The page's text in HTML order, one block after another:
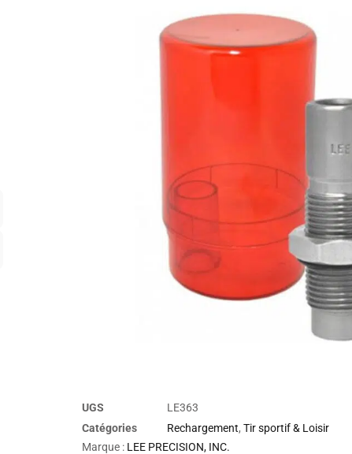
UGS
LE363
Catégories
Rechargement, Tir sportif & Loisir
Marque : LEE PRECISION, INC.